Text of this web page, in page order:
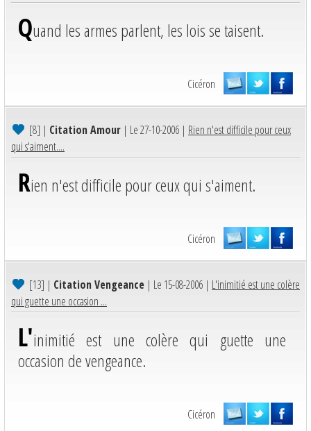
Quand les armes parlent, les lois se taisent.
Cicéron
[8] | Citation Amour | Le 27-10-2006 | Rien n'est difficile pour ceux
qui s'aiment....
Rien n'est difficile pour ceux qui s'aiment.
Cicéron
[13] | Citation Vengeance | Le 15-08-2006 | L'inimitié est une colère
qui guette une occasion ...
L'inimitié est une colère qui guette une
occasion de vengeance.
Cicéron